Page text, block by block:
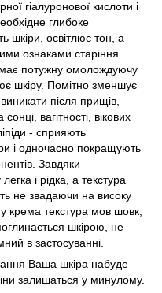
гіалуронової кислоти і
глибоке
шкіри, освітлює тон, а
ознаками старіння.
потужну омолождуючу
шкіру. Помітно зменшує
після прищів,
вагітності, вікових
- сприяють
і одночасно покращують
Завдяки
і рідка, а текстура
не звадаючи на високу
крема текстура мов шовк,
шкірою, не
в застосуванні.
Ваша шкіра набуде
залишаться у минулому.